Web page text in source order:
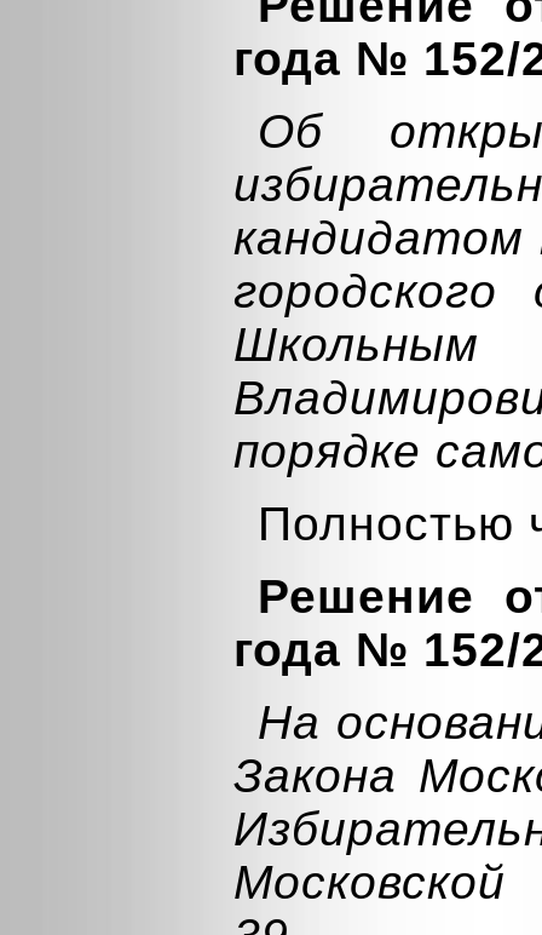
года № 152/
Об
кандидатом
городского
порядке
Полностью
Решение
года № 152/
На
Закона